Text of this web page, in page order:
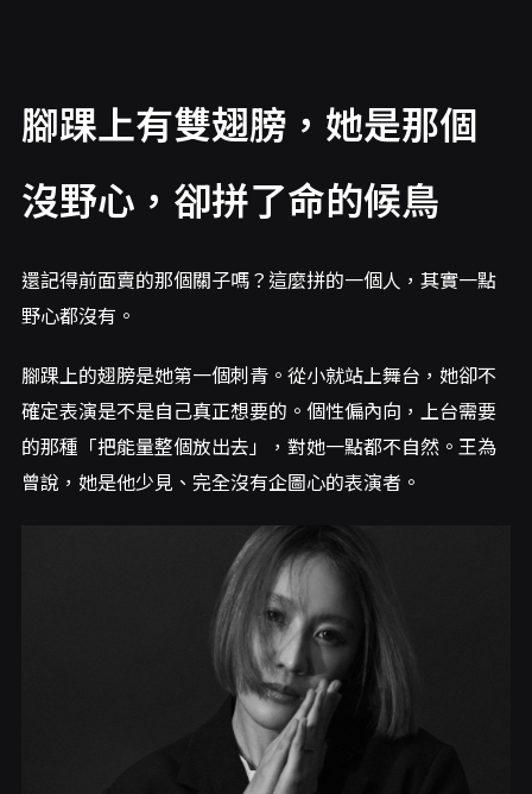
腳踝上有雙翅膀，她是那個
沒野心，卻拼了命的候鳥
還記得前面賣的那個關子嗎？這麼拼的一個人，其實一點
野心都沒有。
腳踝上的翅膀是她第一個刺青。從小就站上舞台，她卻不
確定表演是不是自己真正想要的。個性偏內向，上台需要
的那種「把能量整個放出去」，對她一點都不自然。王為
曾說，她是他少見、完全沒有企圖心的表演者。